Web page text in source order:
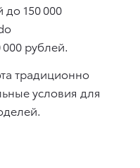
150 000
рублей.
традиционно
условия для